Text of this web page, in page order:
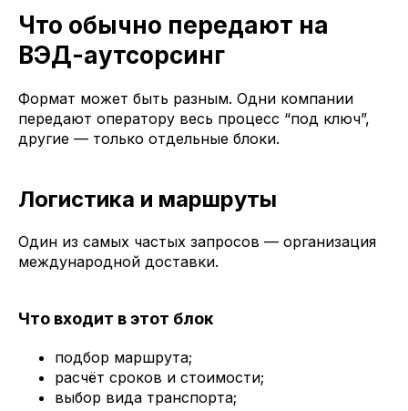
Что обычно передают на
ВЭД-аутсорсинг
Формат может быть разным. Одни компании
передают оператору весь процесс “под ключ”,
другие — только отдельные блоки.
Логистика и маршруты
Один из самых частых запросов — организация
международной доставки.
Что входит в этот блок
подбор маршрута;
расчёт сроков и стоимости;
выбор вида транспорта;